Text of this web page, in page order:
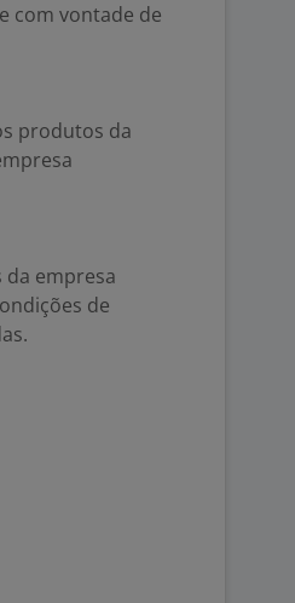
com vontade de
produtos da
empresa
de